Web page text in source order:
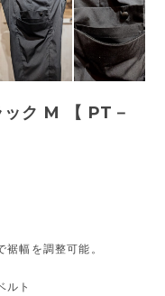
ク M 【 PT－
幅を調整可能。
ルト